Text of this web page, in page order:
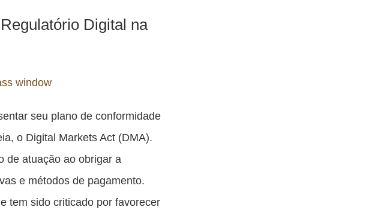
Digital na
seu plano de conformidade
o Digital Markets Act (DMA).
de atuação ao obrigar a
e métodos de pagamento.
tem sido criticado por favorecer